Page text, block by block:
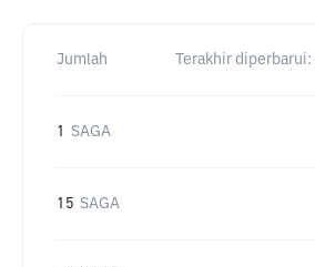
Jumlah Terakhir diperbarui:
1 SAGA
15 SAGA